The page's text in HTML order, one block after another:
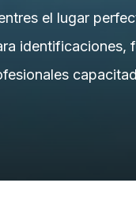
el lugar
identificaciones,